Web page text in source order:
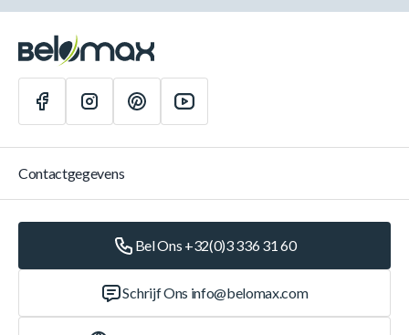
Contactgegevens
Bel Ons +32(0)3 336 31 60
Schrijf Ons info@belomax.com